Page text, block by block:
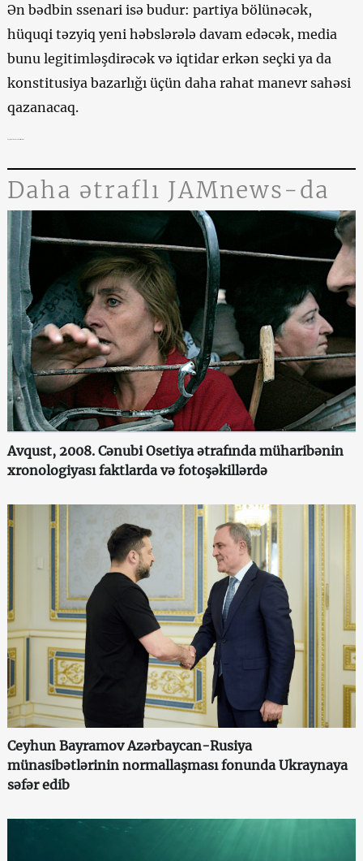
Ən bədbin ssenari isə budur: partiya bölünəcək,
hüquqi təzyiq yeni həbslərələ davam edəcək, media
bunu legitimləşdirəcək və iqtidar erkən seçki ya da
konstitusiya bazarlığı üçün daha rahat manevr sahəsi
qazanacaq.
Daha ətraflı JAMnews-da
Avqust, 2008. Cənubi Osetiya ətrafında müharibənin
xronologiyası faktlarda və fotoşəkillərdə
Ceyhun Bayramov Azərbaycan-Rusiya
münasibətlərinin normallaşması fonunda Ukraynaya
səfər edib